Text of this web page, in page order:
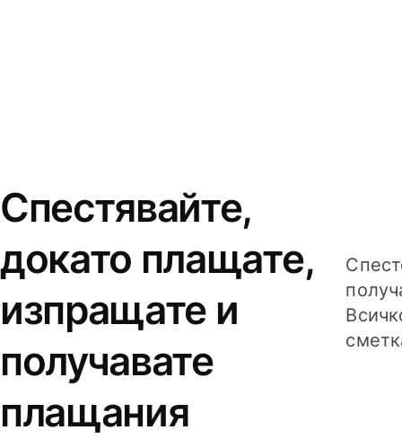
Спестявайте,
докато плащате,
изпращате и
получавате
плащания